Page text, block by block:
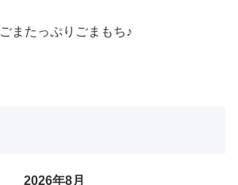
ごまたっぷりごまもち♪
2026年8月